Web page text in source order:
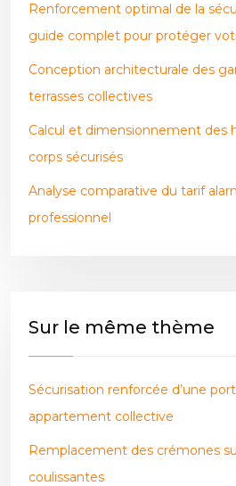
Renforcement optimal de la
guide complet pour protéger
Conception architecturale des
terrasses collectives
Calcul et dimensionnement des
corps sécurisés
Analyse comparative du tarif
professionnel
Sur le même thème
Sécurisation renforcée d’une
appartement collective
Remplacement des crémones
coulissantes